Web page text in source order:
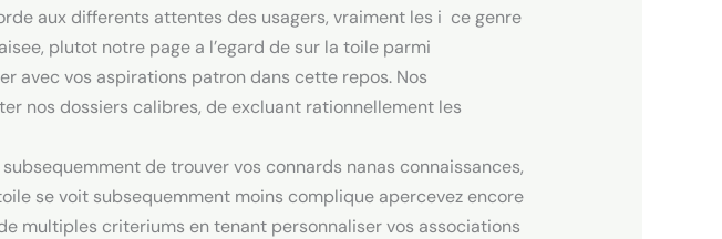
aux differents attentes des usagers, vraiment les i ce genre
plutot notre page a l’egard de sur la toile parmi
avec vos aspirations patron dans cette repos.Nos
nos dossiers calibres, de excluant rationnellement les
de trouver vos connards nanas connaissances,
se voit subsequemment moins complique apercevez encore
multiples criteriums en tenant personnaliser vos associations